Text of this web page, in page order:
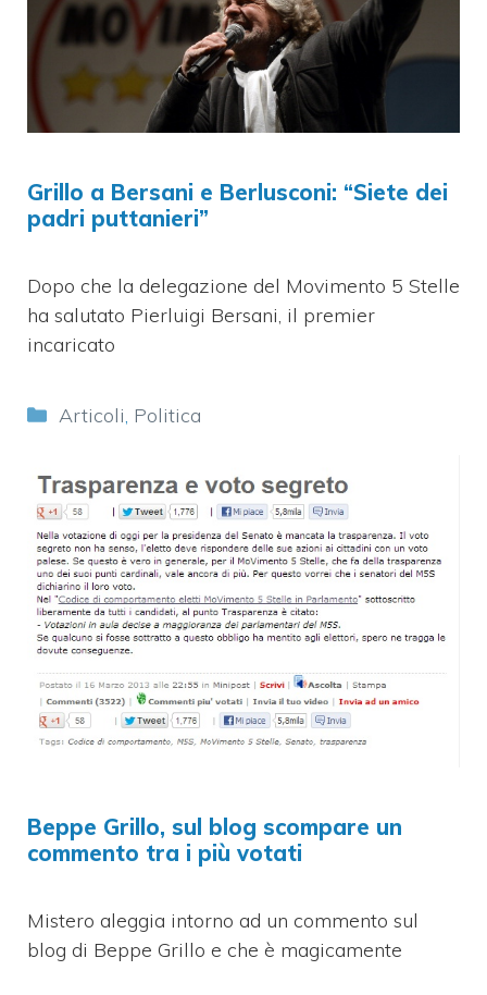
Grillo a Bersani e Berlusconi: “Siete dei
padri puttanieri”
Dopo che la delegazione del Movimento 5 Stelle
ha salutato Pierluigi Bersani, il premier
incaricato
Categorie
Articoli Politica
Beppe Grillo, sul blog scompare un
commento tra i più votati
Mistero aleggia intorno ad un commento sul
blog di Beppe Grillo e che è magicamente